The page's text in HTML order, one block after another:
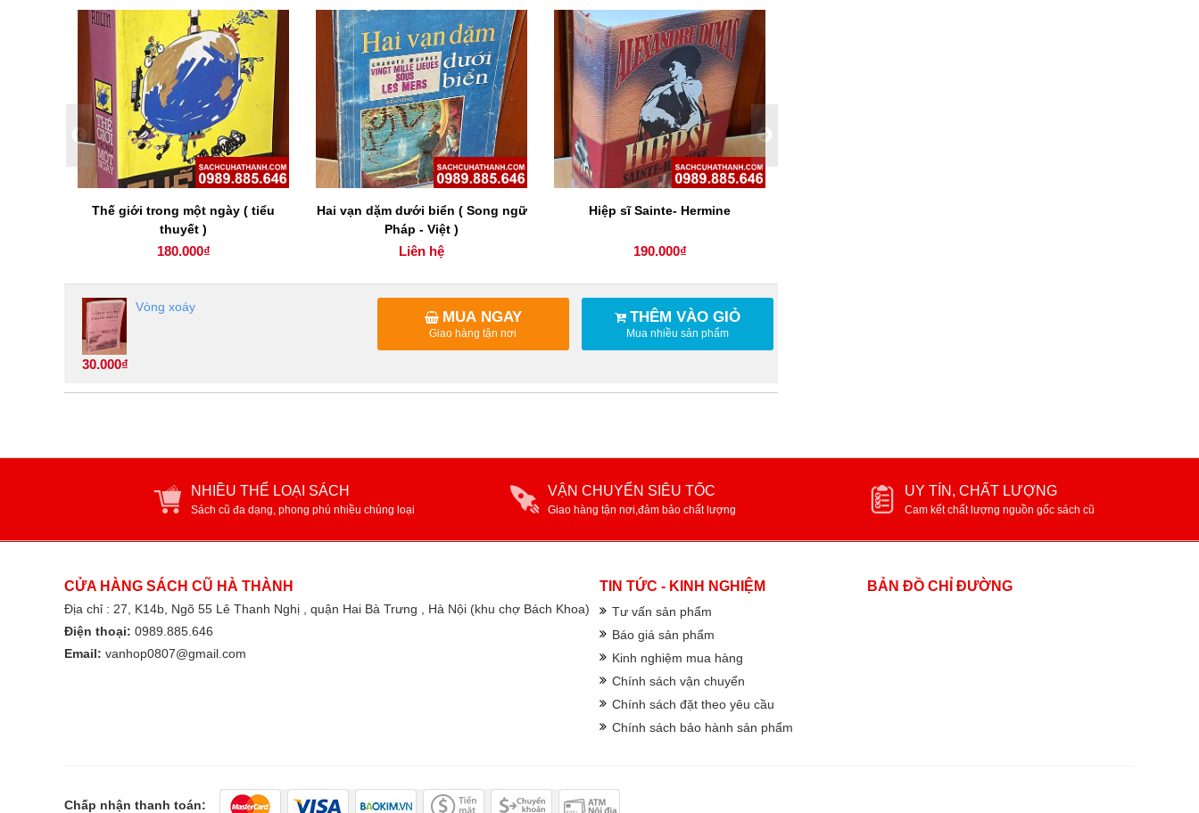
Thế giới trong một ngày ( tiểu
thuyết )
180.000₫
Hai vạn dặm dưới biển ( Song ngữ
Pháp - Việt )
Liên hệ
Hiệp sĩ Sainte- Hermine
190.000₫
Vòng xoáy
30.000₫
THÊM VÀO GIỎ
Mua nhiều sản phẩm
MUA NGAY
Giao hàng tận nơi
NHIỀU THỂ LOẠI SÁCH
Sách cũ đa dạng, phong phú nhiều chủng loại
VẬN CHUYỂN SIÊU TỐC
Giao hàng tận nơi,đảm bảo chất lượng
UY TÍN, CHẤT LƯỢNG
Cam kết chất lượng nguồn gốc sách cũ
CỬA HÀNG SÁCH CŨ HÀ THÀNH
Địa chỉ : 27, K14b, Ngõ 55 Lê Thanh Nghị , quận Hai Bà Trưng , Hà Nội (khu chợ Bách Khoa)
Điện thoại: 0989.885.646
Email: vanhop0807@gmail.com
TIN TỨC - KINH NGHIỆM
Tư vấn sản phẩm
Báo giá sản phẩm
Kinh nghiệm mua hàng
Chính sách vận chuyển
Chính sách đặt theo yêu cầu
Chính sách bảo hành sản phẩm
BẢN ĐỒ CHỈ ĐƯỜNG
Chấp nhận thanh toán: